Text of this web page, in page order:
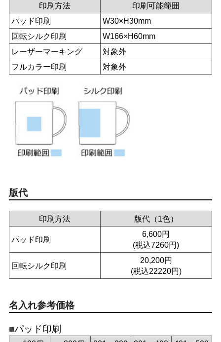
印刷方法
印刷可能範囲
パッド印刷
W30×H30mm
回転シルク印刷
W166×H60mm
レーザーマーキング
対象外
フルカラー印刷
対象外
版代
印刷方法 版代（1色）
パッド印刷
6,600円
(税込7260円)
回転シルク印刷
20,200円
(税込22220円)
名入れ参考価格
パッド印刷